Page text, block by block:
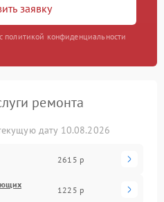
заявку
политикой конфиденциальности
ремонта
дату 10.08.2026
2615 р
1225 р